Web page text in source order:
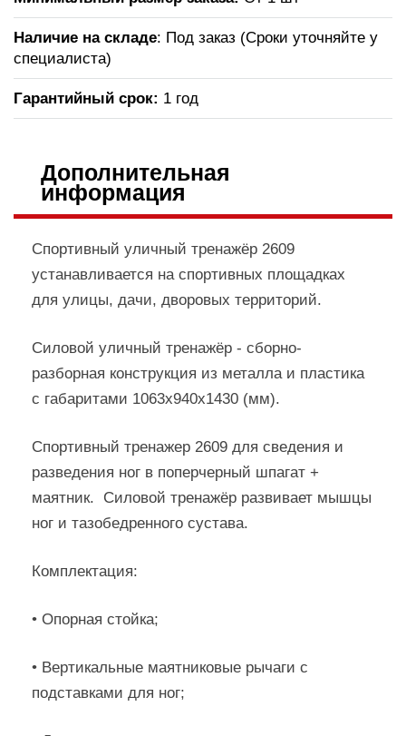
Наличие на складе: Под заказ (Сроки уточняйте у
специалиста)
Гарантийный срок: 1 год
Дополнительная
информация
Спортивный уличный тренажёр 2609
устанавливается на спортивных площадках
для улицы, дачи, дворовых территорий.
Силовой уличный тренажёр - сборно-
разборная конструкция из металла и пластика
с габаритами 1063х940х1430 (мм).
Спортивный тренажер 2609 для сведения и
разведения ног в поперчерный шпагат +
маятник. Силовой тренажёр развивает мышцы
ног и тазобедренного сустава.
Комплектация:
• Опорная стойка;
• Вертикальные маятниковые рычаги с
подставками для ног;